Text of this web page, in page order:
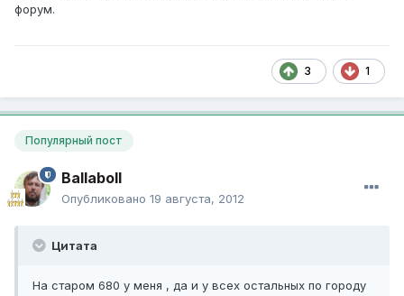
форум.
3 1
Популярный пост
Ballaboll
Опубликовано 19 августа, 2012
Цитата
На старом 680 у меня , да и у всех остальных по городу